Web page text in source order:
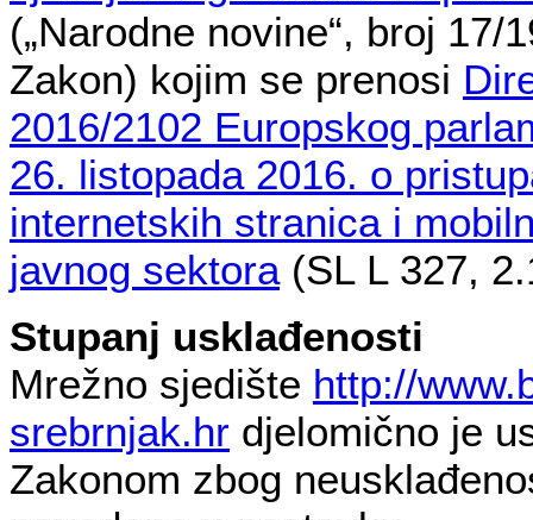
(„Narodne novine“, broj 17/
Zakon) kojim se prenosi
2016/2102 Europskog
26. listopada 2016. o
internetskih stranica i
javnog sektora (SL L 327,
Stupanj usklađenosti
Mrežno sjedište http://
srebrnjak.hr djelomično je
Zakonom zbog